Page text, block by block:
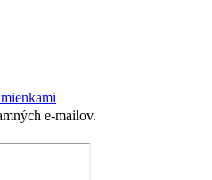
e-mailov.